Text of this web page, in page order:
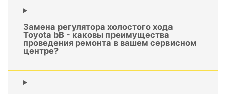
Замена регулятора холостого хода
Toyota bB - каковы преимущества
проведения ремонта в вашем сервисном
центре?